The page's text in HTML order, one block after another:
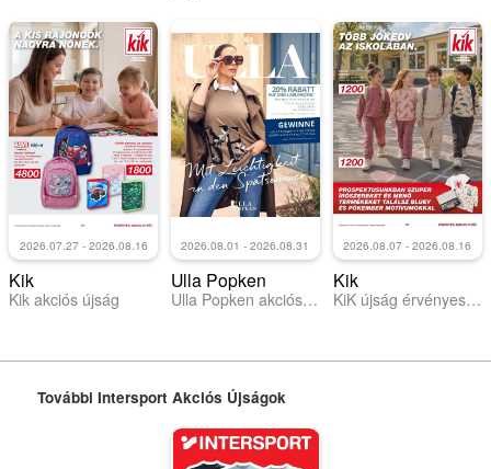
2026.07.27 - 2026.08.16
Kik
Kik akciós újság
2026.08.01 - 2026.08.31
Ulla Popken
Ulla Popken akciós újság
2026.08.07 - 2026.08.16
Kik
KiK újság érvényessége 2026.08.16-ig
További Intersport Akciós Újságok